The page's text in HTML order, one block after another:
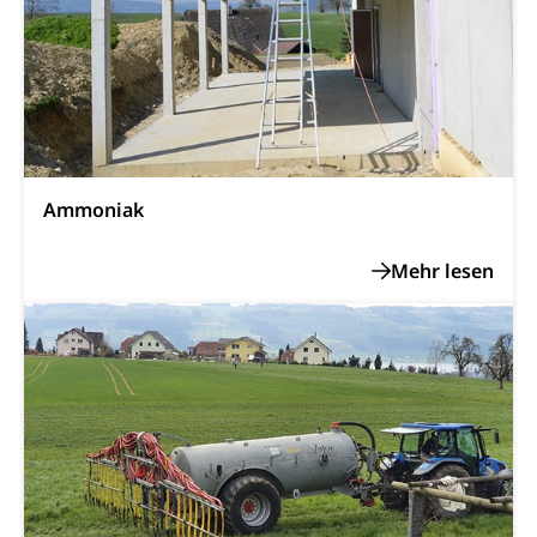
Ammoniak
Arbeitslosenversicherung (WAS Luzern)
Invalidenversicherung (WAS Luzern)
Soziale Sicherheit
Drogen (Polizei)
Sucht
Gesundheitsversorgung, Spital, Pflegeinitiative,
Ambulant vor stationär, AVOS, Patientendossier
Gesundheitsversorgung
AHV / IV
Altersrente, Invalidenrente, Witwenrente,
Sozialversicherung, Vorsorgeeinrichtung,
Pensionskasse, erste Säule, zweite Säule, dritte
Säule, Hilflosenentschädigung,
Hilfslosenentschädigung (WAS Luzern)
AHV-Hinterlassenenrente (WAS Luzern)
AHV-Beiträge (WAS Luzern)
Informationsstelle AHV/IV
Ergänzungsleistungen (EL) (WAS Luzern)
AHV-Altersrente (WAS Luzern)
Behinderung
Körperbehinderung, körperliche Behinderung,
geistige Behinderung, psychische Behinderung,
Erwerbsunfähigkeit, Behinderte
Inklusion im Sport
Menschen mit Behinderungen
Kultur und Medien